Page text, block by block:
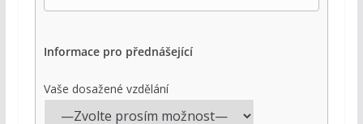
Informace pro přednášející
Vaše dosažené vzdělání